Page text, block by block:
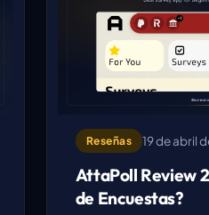
Reseñas 19 de abril
AttaPoll Review
de Encuestas?